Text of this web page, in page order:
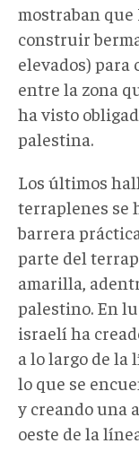
mostraban que
construir
elevados) para
entre la zona
ha visto
palestina.
Los últimos
terraplenes se
barrera
parte del
amarilla,
palestino. En
israelí ha
a lo largo de la
lo que se
y creando una
oeste de la